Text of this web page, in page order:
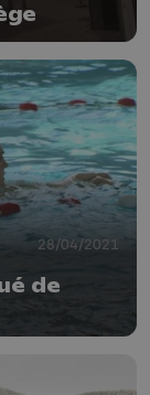
28/04/2021
de